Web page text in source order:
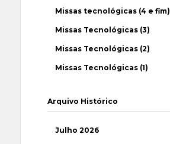
Missas tecnológicas (4 e fim)
Missas Tecnológicas (3)
Missas Tecnológicas (2)
Missas Tecnológicas (1)
Arquivo Histórico
Julho 2026